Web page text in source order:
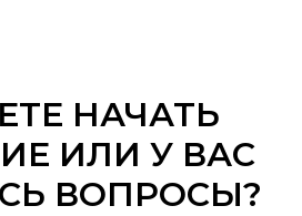
НАЧАТЬ
ИЛИ У ВАС
ВОПРОСЫ?